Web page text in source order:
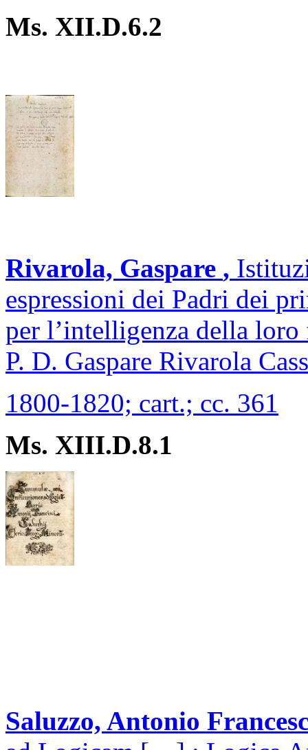
Ms. XII.D.6.2
Rivarola, Gaspare ,
espressioni dei Padri dei
per l’intelligenza della
P. D. Gaspare Rivarola
1800-1820; cart.; cc. 361
Ms. XIII.D.8.1
Saluzzo, Antonio